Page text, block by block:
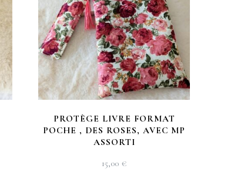
PROTÈGE LIVRE FORMAT
POCHE , DES ROSES, AVEC MP
ASSORTI
15,00 €